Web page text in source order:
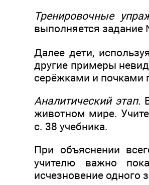
Тренировочные
выполняется задание
Далее дети,
другие примеры
серёжками и почками
Аналитический этап.
животном мире.
с. 38 учебника.
При объяснении
учителю важно
исчезновение одного